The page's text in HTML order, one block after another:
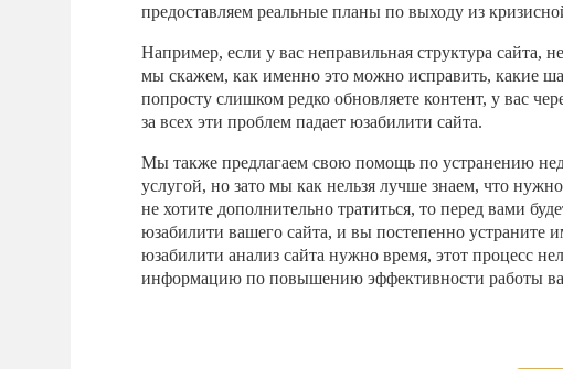
предоставляем реальные планы по выходу из
Например, если у вас неправильная структура
мы скажем, как именно это можно исправить, какие
попросту слишком редко обновляете контент, у вас
за всех эти проблем падает юзабилити сайта.
Мы также предлагаем свою помощь по устранению
услугой, но зато мы как нельзя лучше знаем, что
не хотите дополнительно тратиться, то перед вами
юзабилити вашего сайта, и вы постепенно
юзабилити анализ сайта нужно время, этот процесс
информацию по повышению эффективности работы